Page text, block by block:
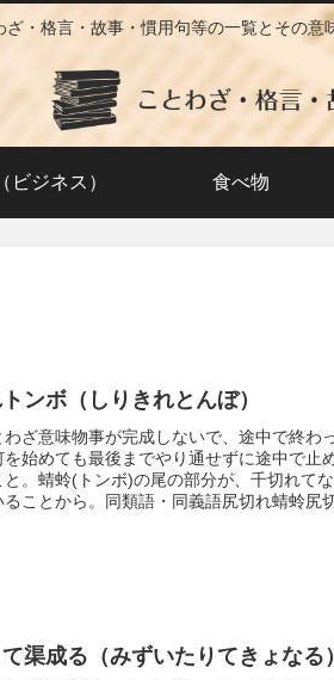
ざ・格言・故事・慣用句等の一覧とその意
ビジネス） 食べ物
ンボ（しりきれとんぼ）
ざ意味物事が完成しないで、途中で終わ
を始めても最後までやり通せずに途中で止
と。蜻蛉(トンボ)の尾の部分が、千切れて
ることから。同類語・同義語尻切れ蜻蛉尻
渠成る（みずいたりてきょなる）